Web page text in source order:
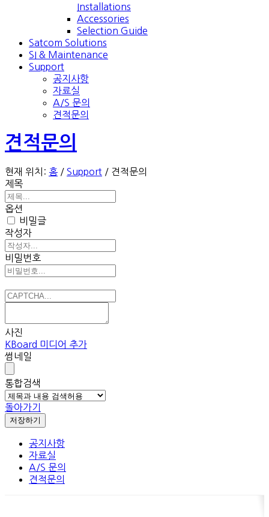
Installations
Accessories
Selection Guide
Satcom Solutions
SI & Maintenance
Support
공지사항
자료실
A/S 문의
견적문의
견적문의
현재 위치: 홈 / Support / 견적문의
제목
옵션
비밀글
작성자
비밀번호
사진
KBoard 미디어 추가
썸네일
통합검색
돌아가기
저장하기
공지사항
자료실
A/S 문의
견적문의